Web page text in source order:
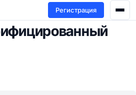
Регистрация